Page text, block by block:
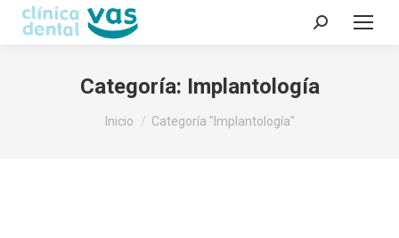
Buscar:
Categoría: Implantología
Estás aquí:
Inicio Categoría "Implantología"